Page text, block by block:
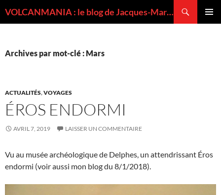
VOLCANMANIA : le blog de Jacques-Marie BARDINTZEFF, volcanologue
Archives par mot-clé : Mars
ACTUALITÉS,VOYAGES
ÉROS ENDORMI
AVRIL 7, 2019 LAISSER UN COMMENTAIRE
Vu au musée archéologique de Delphes, un attendrissant Éros
endormi (voir aussi mon blog du 8/1/2018).